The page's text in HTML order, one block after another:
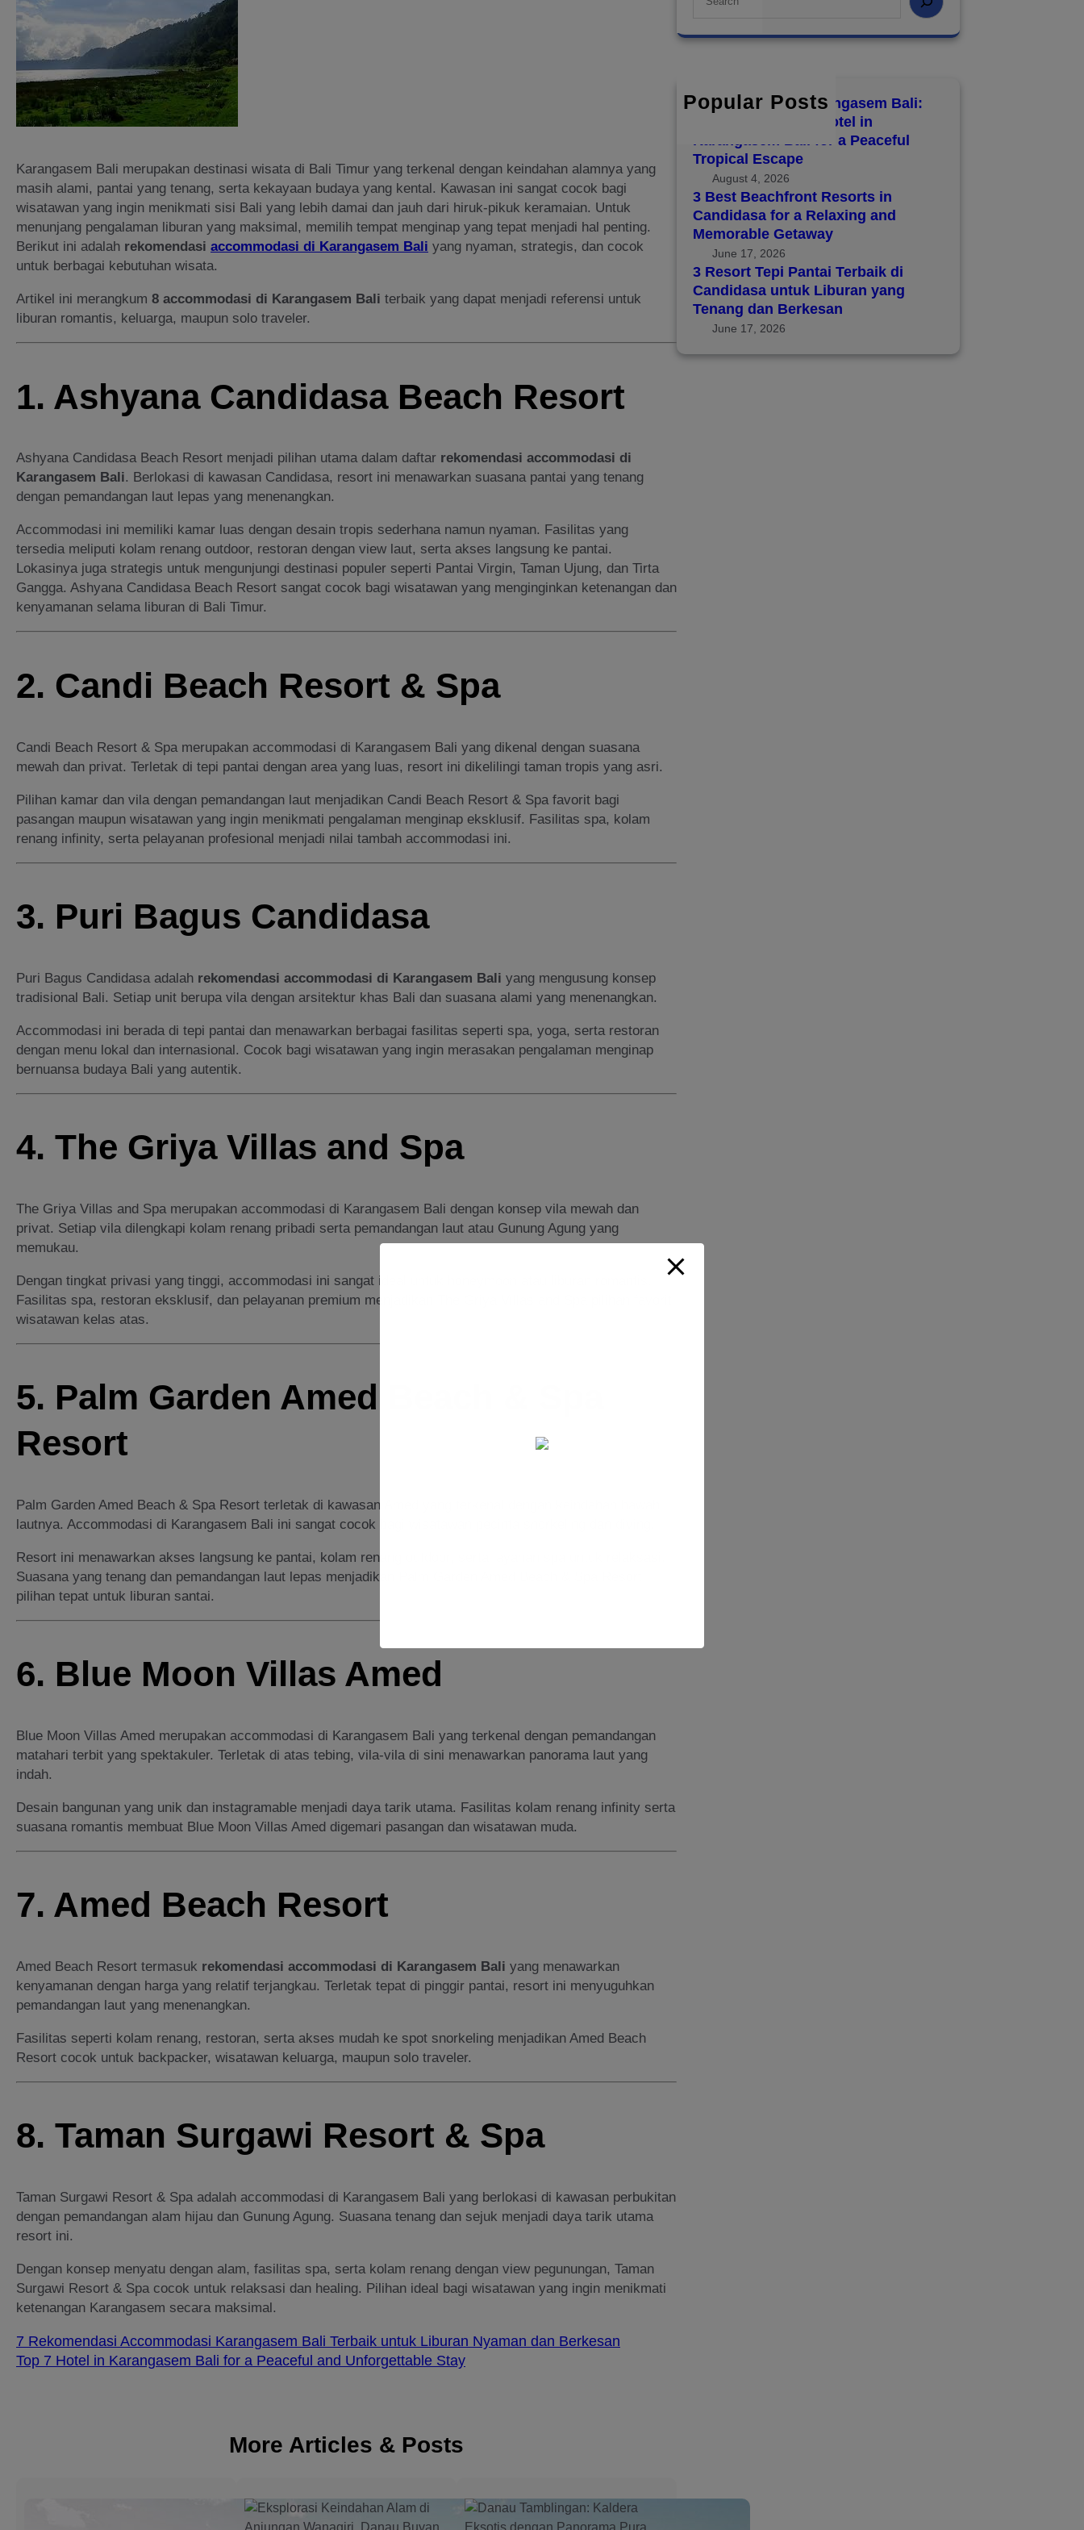
Karangasem Bali merupakan destinasi wisata di Bali Timur yang terkenal dengan keindahan alamnya yang
masih alami, pantai yang tenang, serta kekayaan budaya yang kental. Kawasan ini sangat cocok bagi
wisatawan yang ingin menikmati sisi Bali yang lebih damai dan jauh dari hiruk-pikuk keramaian. Untuk
menunjang pengalaman liburan yang maksimal, memilih tempat menginap yang tepat menjadi hal penting.
Berikut ini adalah rekomendasi accommodasi di Karangasem Bali yang nyaman, strategis, dan cocok
untuk berbagai kebutuhan wisata.
Artikel ini merangkum 8 accommodasi di Karangasem Bali terbaik yang dapat menjadi referensi untuk
liburan romantis, keluarga, maupun solo traveler.
1. Ashyana Candidasa Beach Resort
Ashyana Candidasa Beach Resort menjadi pilihan utama dalam daftar rekomendasi accommodasi di
Karangasem Bali. Berlokasi di kawasan Candidasa, resort ini menawarkan suasana pantai yang tenang
dengan pemandangan laut lepas yang menenangkan.
Accommodasi ini memiliki kamar luas dengan desain tropis sederhana namun nyaman. Fasilitas yang
tersedia meliputi kolam renang outdoor, restoran dengan view laut, serta akses langsung ke pantai.
Lokasinya juga strategis untuk mengunjungi destinasi populer seperti Pantai Virgin, Taman Ujung, dan Tirta
Gangga. Ashyana Candidasa Beach Resort sangat cocok bagi wisatawan yang menginginkan ketenangan dan
kenyamanan selama liburan di Bali Timur.
2. Candi Beach Resort & Spa
Candi Beach Resort & Spa merupakan accommodasi di Karangasem Bali yang dikenal dengan suasana
mewah dan privat. Terletak di tepi pantai dengan area yang luas, resort ini dikelilingi taman tropis yang asri.
Pilihan kamar dan vila dengan pemandangan laut menjadikan Candi Beach Resort & Spa favorit bagi
pasangan maupun wisatawan yang ingin menikmati pengalaman menginap eksklusif. Fasilitas spa, kolam
renang infinity, serta pelayanan profesional menjadi nilai tambah accommodasi ini.
3. Puri Bagus Candidasa
Puri Bagus Candidasa adalah rekomendasi accommodasi di Karangasem Bali yang mengusung konsep
tradisional Bali. Setiap unit berupa vila dengan arsitektur khas Bali dan suasana alami yang menenangkan.
Accommodasi ini berada di tepi pantai dan menawarkan berbagai fasilitas seperti spa, yoga, serta restoran
dengan menu lokal dan internasional. Cocok bagi wisatawan yang ingin merasakan pengalaman menginap
bernuansa budaya Bali yang autentik.
4. The Griya Villas and Spa
The Griya Villas and Spa merupakan accommodasi di Karangasem Bali dengan konsep vila mewah dan
privat. Setiap vila dilengkapi kolam renang pribadi serta pemandangan laut atau Gunung Agung yang
memukau.
Dengan tingkat privasi yang tinggi, accommodasi ini sangat ideal untuk honeymoon atau liburan romantis.
Fasilitas spa, restoran eksklusif, dan pelayanan premium menjadikan The Griya Villas and Spa pilihan favorit
wisatawan kelas atas.
5. Palm Garden Amed Beach & Spa
Resort
Palm Garden Amed Beach & Spa Resort terletak di kawasan Amed yang terkenal dengan keindahan bawah
lautnya. Accommodasi di Karangasem Bali ini sangat cocok bagi wisatawan pecinta snorkeling dan diving.
Resort ini menawarkan akses langsung ke pantai, kolam renang outdoor, serta layanan spa untuk relaksasi.
Suasana yang tenang dan pemandangan laut lepas menjadikan Palm Garden Amed Beach & Spa Resort
pilihan tepat untuk liburan santai.
6. Blue Moon Villas Amed
Blue Moon Villas Amed merupakan accommodasi di Karangasem Bali yang terkenal dengan pemandangan
matahari terbit yang spektakuler. Terletak di atas tebing, vila-vila di sini menawarkan panorama laut yang
indah.
Desain bangunan yang unik dan instagramable menjadi daya tarik utama. Fasilitas kolam renang infinity serta
suasana romantis membuat Blue Moon Villas Amed digemari pasangan dan wisatawan muda.
7. Amed Beach Resort
Amed Beach Resort termasuk rekomendasi accommodasi di Karangasem Bali yang menawarkan
kenyamanan dengan harga yang relatif terjangkau. Terletak tepat di pinggir pantai, resort ini menyuguhkan
pemandangan laut yang menenangkan.
Fasilitas seperti kolam renang, restoran, serta akses mudah ke spot snorkeling menjadikan Amed Beach
Resort cocok untuk backpacker, wisatawan keluarga, maupun solo traveler.
8. Taman Surgawi Resort & Spa
Taman Surgawi Resort & Spa adalah accommodasi di Karangasem Bali yang berlokasi di kawasan perbukitan
dengan pemandangan alam hijau dan Gunung Agung. Suasana tenang dan sejuk menjadi daya tarik utama
resort ini.
Dengan konsep menyatu dengan alam, fasilitas spa, serta kolam renang dengan view pegunungan, Taman
Surgawi Resort & Spa cocok untuk relaksasi dan healing. Pilihan ideal bagi wisatawan yang ingin menikmati
ketenangan Karangasem secara maksimal.
7 Rekomendasi Accommodasi Karangasem Bali Terbaik untuk Liburan Nyaman dan Berkesan
Top 7 Hotel in Karangasem Bali for a Peaceful and Unforgettable Stay
More Articles & Posts
a
Popular Posts
Top 8 Hotels in Karangasem Bali:
Discover the Best Hotel in
Karangasem Bali for a Peaceful
Tropical Escape
August 4, 2026
3 Best Beachfront Resorts in
Candidasa for a Relaxing and
Memorable Getaway
June 17, 2026
3 Resort Tepi Pantai Terbaik di
Candidasa untuk Liburan yang
Tenang dan Berkesan
June 17, 2026